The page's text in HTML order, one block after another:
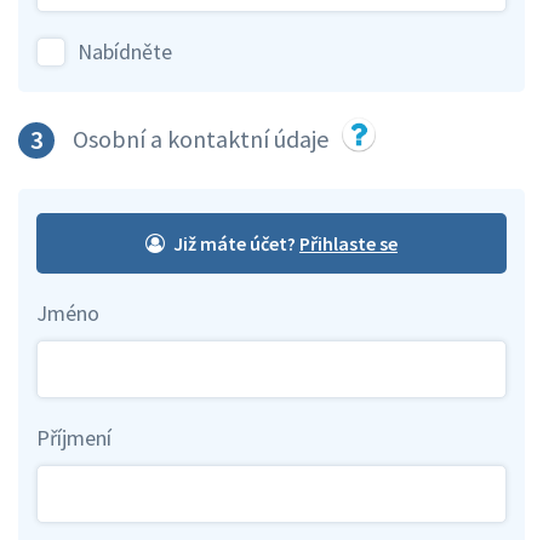
Nabídněte
3 Osobní a kontaktní údaje
Již máte účet?
Jméno
Příjmení